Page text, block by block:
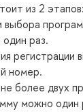
из 2
выбора
один раз.
регистрации
номер.
более двух
можно один